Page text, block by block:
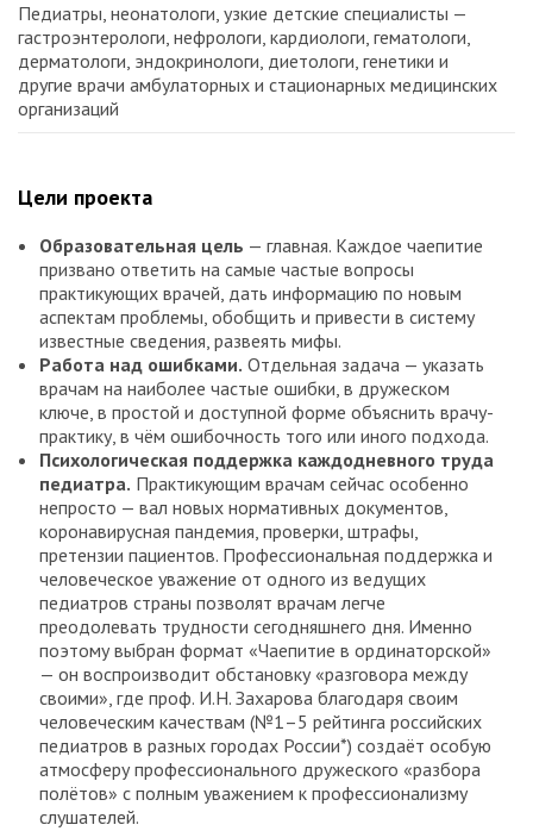
Педиатры, неонатологи, узкие детские специалисты —
гастроэнтерологи, нефрологи, кардиологи, гематологи,
дерматологи, эндокринологи, диетологи, генетики и
другие врачи амбулаторных и стационарных медицинских
организаций
Цели проекта
Образовательная цель — главная. Каждое чаепитие
призвано ответить на самые частые вопросы
практикующих врачей, дать информацию по новым
аспектам проблемы, обобщить и привести в систему
известные сведения, развеять мифы.
Работа над ошибками. Отдельная задача — указать
врачам на наиболее частые ошибки, в дружеском
ключе, в простой и доступной форме объяснить врачу-
практику, в чём ошибочность того или иного подхода.
Психологическая поддержка каждодневного труда
педиатра. Практикующим врачам сейчас особенно
непросто — вал новых нормативных документов,
коронавирусная пандемия, проверки, штрафы,
претензии пациентов. Профессиональная поддержка и
человеческое уважение от одного из ведущих
педиатров страны позволят врачам легче
преодолевать трудности сегодняшнего дня. Именно
поэтому выбран формат «Чаепитие в ординаторской»
— он воспроизводит обстановку «разговора между
своими», где проф. И.Н. Захарова благодаря своим
человеческим качествам (№1–5 рейтинга российских
педиатров в разных городах России*) создаёт особую
атмосферу профессионального дружеского «разбора
полётов» с полным уважением к профессионализму
слушателей.